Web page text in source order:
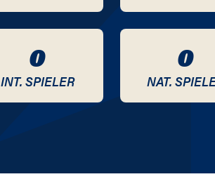
2014 / 2015
0
INT. SPIELER
0
NAT.